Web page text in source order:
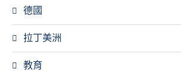
德國
拉丁美洲
教育